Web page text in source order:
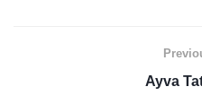
Ayva